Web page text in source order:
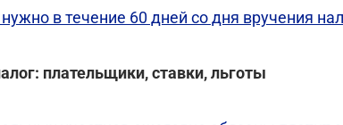
в течение 60 дней со дня вручения
плательщики, ставки, льготы